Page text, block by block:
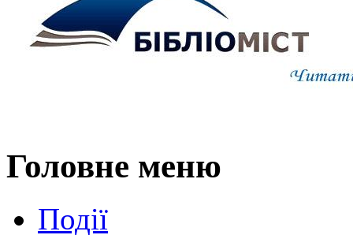
Головне меню
Події